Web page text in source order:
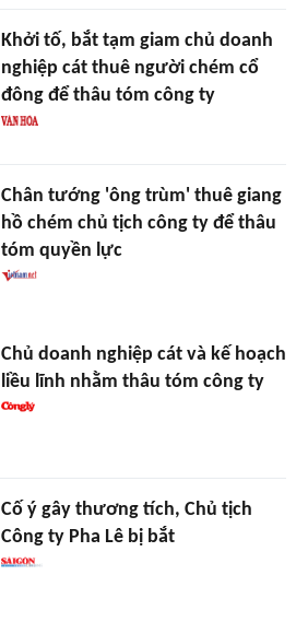
Khởi tố, bắt tạm giam chủ doanh
nghiệp cát thuê người chém cổ
đông để thâu tóm công ty
Chân tướng 'ông trùm' thuê giang
hồ chém chủ tịch công ty để thâu
tóm quyền lực
Chủ doanh nghiệp cát và kế hoạch
liều lĩnh nhằm thâu tóm công ty
Cố ý gây thương tích, Chủ tịch
Công ty Pha Lê bị bắt